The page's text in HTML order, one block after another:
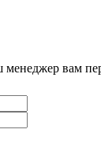
менеджер вам